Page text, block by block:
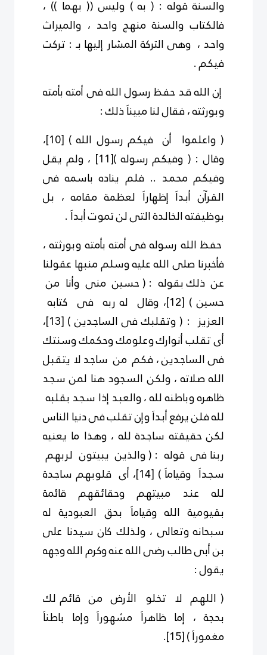
والسنة قوله : ( به ) وليس (( بهما )) ،
فالكتاب والسنة منهج واحد ، والميراث
واحد ، وهى التركة المشار إليها بـ : تركت
فيكم .
إن الله قد حفظ رسول الله فى أمته بأمته
وبورثته ، فقال لنا مبيناَ ذلك :
( واعلموا أن فيكم رسول الله ) [10]
،
وقال : ( وفيكم رسوله )[11]
، ولم يقل
وفيكم محمد .. فلم يناده باسمه فى
القرآن أبداَ إظهاراَ لعظمة مقامه ، بل
بوظيفته الخالدة التى لن تموت أبداَ .
حفظ الله رسوله فى أمته بأمته وبورثته ،
فأخبرنا صلى الله عليه وسلم منبها عقولنا
عن ذلك بقوله : ( حسين منى وأنا من
حسين ) [12]
، وقال له ربه فى كتابه
العزيز : ( وتقلبك فى الساجدين ) [13]
،
أى تقلب أنوارك وعلومك وحكمك وسنتك
فى الساجدين ، فكم من ساجد لا يتقبل
الله صلاته ، ولكن السجود هنا لمن سجد
ظاهره وباطنه لله ، والعبد إذا سجد بقلبه
لله فلن يرفع أبداَ وإن تقلب فى دنيا الناس
لكن حقيقته ساجدة لله ، وهذا ما يعنيه
ربنا فى قوله : ( والذين يبيتون لربهم
سجداَ وقياماَ ) [14]
، أى قلوبهم ساجدة
لله عند مبيتهم وحقائقهم قائمة
بقيومية الله وقياماَ بحق العبودية له
سبحانه وتعالى ، ولذلك كان سيدنا على
بن أبى طالب رضى الله عنه وكرم الله وجهه
يقول :
( اللهم لا تخلو الأرض من قائم لك
بحجة ، إما ظاهراَ مشهوراَ وإما باطناَ
مغموراَ )[15]
.